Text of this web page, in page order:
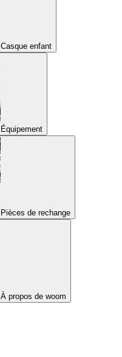
Casque enfant
Équipement
Pièces de rechange
À propos de woom